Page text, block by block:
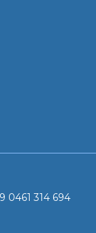
0461 314 694